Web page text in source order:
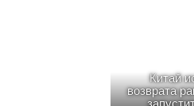
Китай
возврата